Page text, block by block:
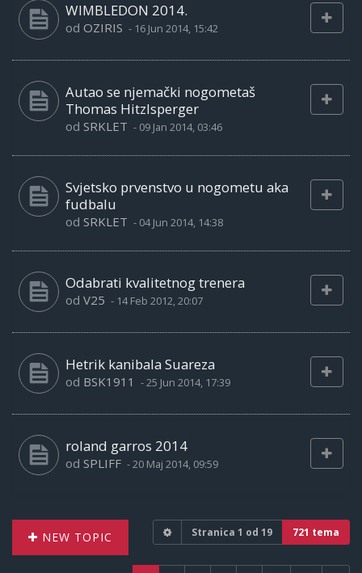
WIMBLEDON 2014.
od OZIRIS - 16 Jun 2014, 15:42
Autao se njemački nogometaš
Thomas Hitzlsperger
od SRKLET - 09 Jan 2014, 03:46
Svjetsko prvenstvo u nogometu aka
fudbalu
od SRKLET - 04 Jun 2014, 14:38
Odabrati kvalitetnog trenera
od V25 - 14 Feb 2012, 20:07
Hetrik kanibala Suareza
od BSK1911 -25 Jun 2014, 17:39
roland garros 2014
od SPLIFF -20 Maj 2014, 09:59
NEW TOPIC Stranica 1 od 19 721 tema